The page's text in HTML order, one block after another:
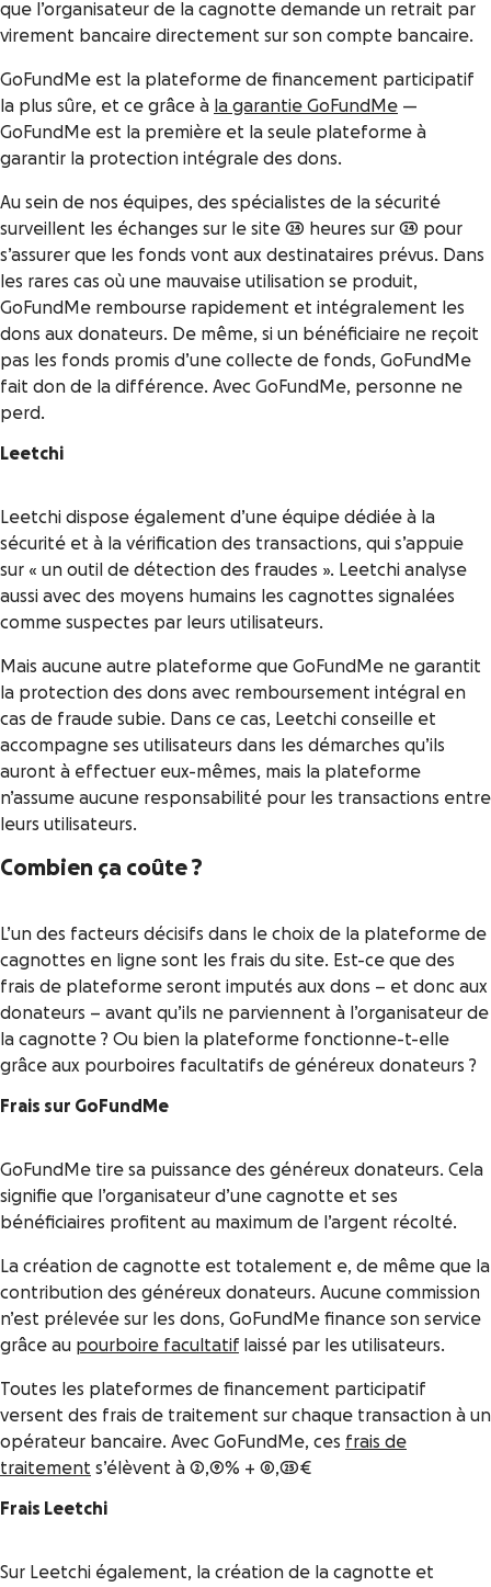
que l’organisateur de la cagnotte demande un retrait par
virement bancaire directement sur son compte bancaire.
GoFundMe est la plateforme de financement participatif
la plus sûre, et ce grâce à la garantie GoFundMe —
GoFundMe est la première et la seule plateforme à
garantir la protection intégrale des dons.
Au sein de nos équipes, des spécialistes de la sécurité
surveillent les échanges sur le site 24 heures sur 24 pour
s’assurer que les fonds vont aux destinataires prévus. Dans
les rares cas où une mauvaise utilisation se produit,
GoFundMe rembourse rapidement et intégralement les
dons aux donateurs. De même, si un bénéficiaire ne reçoit
pas les fonds promis d’une collecte de fonds, GoFundMe
fait don de la différence. Avec GoFundMe, personne ne
perd.
Leetchi
Leetchi dispose également d’une équipe dédiée à la
sécurité et à la vérification des transactions, qui s’appuie
sur « un outil de détection des fraudes ». Leetchi analyse
aussi avec des moyens humains les cagnottes signalées
comme suspectes par leurs utilisateurs.
Mais aucune autre plateforme que GoFundMe ne garantit
la protection des dons avec remboursement intégral en
cas de fraude subie. Dans ce cas, Leetchi conseille et
accompagne ses utilisateurs dans les démarches qu’ils
auront à effectuer eux-mêmes, mais la plateforme
n’assume aucune responsabilité pour les transactions entre
leurs utilisateurs.
Combien ça coûte ?
L’un des facteurs décisifs dans le choix de la plateforme de
cagnottes en ligne sont les frais du site. Est-ce que des
frais de plateforme seront imputés aux dons – et donc aux
donateurs – avant qu’ils ne parviennent à l’organisateur de
la cagnotte ? Ou bien la plateforme fonctionne-t-elle
grâce aux pourboires facultatifs de généreux donateurs ?
Frais sur GoFundMe
GoFundMe tire sa puissance des généreux donateurs. Cela
signifie que l’organisateur d’une cagnotte et ses
bénéficiaires profitent au maximum de l’argent récolté.
La création de cagnotte est totalement e, de même que la
contribution des généreux donateurs. Aucune commission
n’est prélevée sur les dons, GoFundMe finance son service
grâce au pourboire facultatif laissé par les utilisateurs.
Toutes les plateformes de financement participatif
versent des frais de traitement sur chaque transaction à un
opérateur bancaire. Avec GoFundMe, ces frais de
traitement s’élèvent à 2,9% + 0,25€
Frais Leetchi
Sur Leetchi également, la création de la cagnotte et